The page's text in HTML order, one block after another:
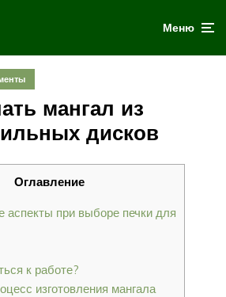
Меню
мангал из
дисков
Оглавление
при выборе печки для
к работе?
изготовления мангала